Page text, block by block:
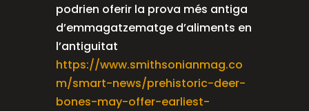
podrien oferir la prova més antiga
d’emmagatzematge d’aliments en
l’antiguitat
https://www.smithsonianmag.co
m/smart-news/prehistoric-deer-
bones-may-offer-earliest-